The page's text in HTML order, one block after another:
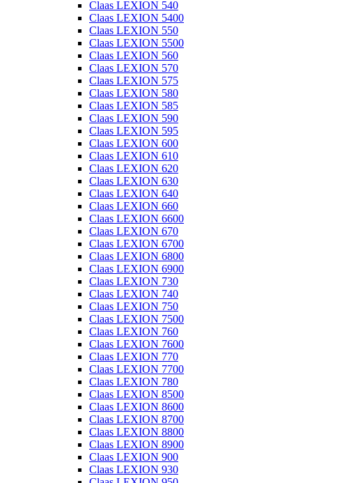
Claas LEXION 540
Claas LEXION 5400
Claas LEXION 550
Claas LEXION 5500
Claas LEXION 560
Claas LEXION 570
Claas LEXION 575
Claas LEXION 580
Claas LEXION 585
Claas LEXION 590
Claas LEXION 595
Claas LEXION 600
Claas LEXION 610
Claas LEXION 620
Claas LEXION 630
Claas LEXION 640
Claas LEXION 660
Claas LEXION 6600
Claas LEXION 670
Claas LEXION 6700
Claas LEXION 6800
Claas LEXION 6900
Claas LEXION 730
Claas LEXION 740
Claas LEXION 750
Claas LEXION 7500
Claas LEXION 760
Claas LEXION 7600
Claas LEXION 770
Claas LEXION 7700
Claas LEXION 780
Claas LEXION 8500
Claas LEXION 8600
Claas LEXION 8700
Claas LEXION 8800
Claas LEXION 8900
Claas LEXION 900
Claas LEXION 930